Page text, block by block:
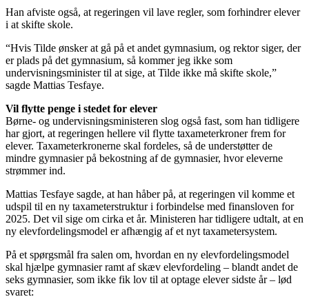
Han afviste også, at regeringen vil lave regler, som forhindrer elever
i at skifte skole.
“Hvis Tilde ønsker at gå på et andet gymnasium, og rektor siger, der
er plads på det gymnasium, så kommer jeg ikke som
undervisningsminister til at sige, at Tilde ikke må skifte skole,”
sagde Mattias Tesfaye.
Vil flytte penge i stedet for elever
Børne- og undervisningsministeren slog også fast, som han tidligere
har gjort, at regeringen hellere vil flytte taxameterkroner frem for
elever. Taxameterkronerne skal fordeles, så de understøtter de
mindre gymnasier på bekostning af de gymnasier, hvor eleverne
strømmer ind.
Mattias Tesfaye sagde, at han håber på, at regeringen vil komme et
udspil til en ny taxameterstruktur i forbindelse med finansloven for
2025. Det vil sige om cirka et år. Ministeren har tidligere udtalt, at en
ny elevfordelingsmodel er afhængig af et nyt taxametersystem.
På et spørgsmål fra salen om, hvordan en ny elevfordelingsmodel
skal hjælpe gymnasier ramt af skæv elevfordeling – blandt andet de
seks gymnasier, som ikke fik lov til at optage elever sidste år – lød
svaret: